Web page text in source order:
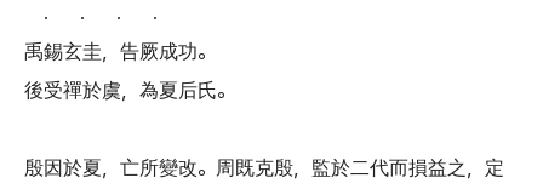
． ． ． ．
禹錫玄圭， 告厥成功。
後受禪於虞， 為夏后氏。
殷因於夏， 亡所變改。 周既克殷， 監於二代而損益之， 定